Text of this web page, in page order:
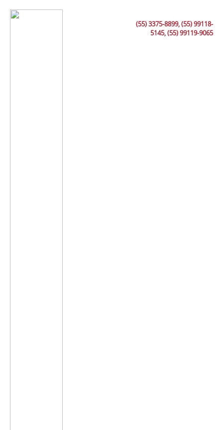
(55) 3375-8899, (55) 99118-
5145, (55) 99119-9065